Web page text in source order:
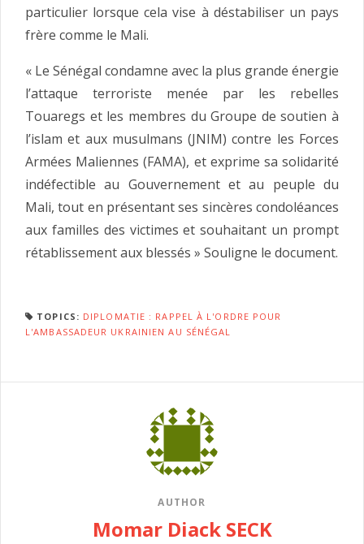
particulier lorsque cela vise à déstabiliser un pays
frère comme le Mali.
« Le Sénégal condamne avec la plus grande énergie
l’attaque terroriste menée par les rebelles
Touaregs et les membres du Groupe de soutien à
l’islam et aux musulmans (JNIM) contre les Forces
Armées Maliennes (FAMA), et exprime sa solidarité
indéfectible au Gouvernement et au peuple du
Mali, tout en présentant ses sincères condoléances
aux familles des victimes et souhaitant un prompt
rétablissement aux blessés » Souligne le document.
TOPICS: DIPLOMATIE : RAPPEL À L'ORDRE POUR
L'AMBASSADEUR UKRAINIEN AU SÉNÉGAL
AUTHOR
Momar Diack SECK